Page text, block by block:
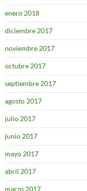
enero 2018
diciembre 2017
noviembre 2017
octubre 2017
septiembre 2017
agosto 2017
julio 2017
junio 2017
mayo 2017
abril 2017
marzo 2017